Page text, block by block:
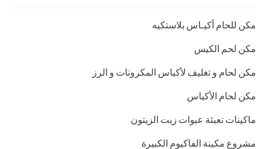
مكن للحام أكيـاس بلاستكيه
مكن لحم الكيس
مكن لحام و تغليف لأكياس المكرونات و الرز
مكن لحام الأكياس
ماكينات تعبئة عبوات زيت الزيتون
مشروع مكينة الفاكيوم الكبيرة